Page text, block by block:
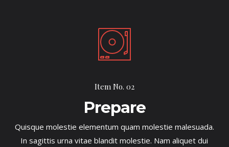
Item No. 02
Prepare
Quisque molestie elementum quam molestie malesuada.
In sagittis urna vitae blandit molestie. Nam aliquet dui